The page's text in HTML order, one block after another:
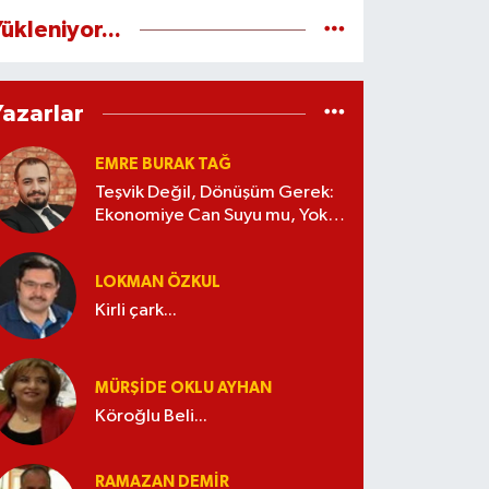
EMRE BURAK TAĞ
Teşvik Değil, Dönüşüm Gerek:
Ekonomiye Can Suyu mu, Yoksa
LOKMAN ÖZKUL
Kirli çark...
MÜRŞIDE OKLU AYHAN
Köroğlu Beli...
RAMAZAN DEMİR